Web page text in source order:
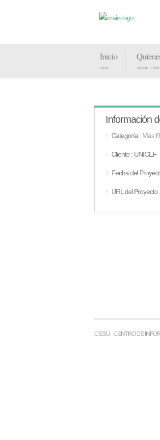
Inicio
ciesu nuestra
Información
Categoría : Más
Cliente : UNICEF
Fecha del
URL del Proyecto :
CIESU - CENTRO DE